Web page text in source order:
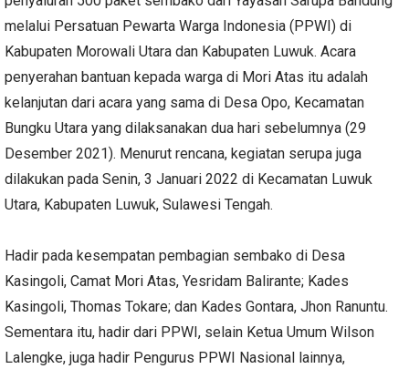
melalui Persatuan Pewarta Warga Indonesia (PPWI) di
Kabupaten Morowali Utara dan Kabupaten Luwuk. Acara
penyerahan bantuan kepada warga di Mori Atas itu adalah
kelanjutan dari acara yang sama di Desa Opo, Kecamatan
Bungku Utara yang dilaksanakan dua hari sebelumnya (29
Desember 2021). Menurut rencana, kegiatan serupa juga
dilakukan pada Senin, 3 Januari 2022 di Kecamatan Luwuk
Utara, Kabupaten Luwuk, Sulawesi Tengah.
Hadir pada kesempatan pembagian sembako di Desa
Kasingoli, Camat Mori Atas, Yesridam Balirante; Kades
Kasingoli, Thomas Tokare; dan Kades Gontara, Jhon Ranuntu.
Sementara itu, hadir dari PPWI, selain Ketua Umum Wilson
Lalengke, juga hadir Pengurus PPWI Nasional lainnya,